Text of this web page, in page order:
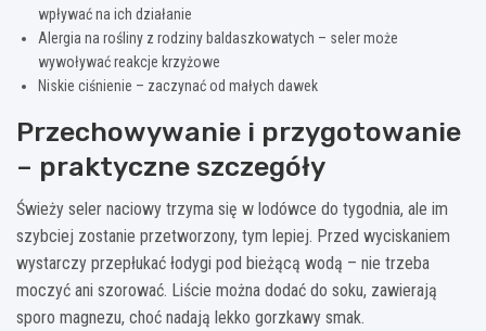
wpływać na ich działanie
Alergia na rośliny z rodziny baldaszkowatych – seler może
wywoływać reakcje krzyżowe
Niskie ciśnienie – zaczynać od małych dawek
Przechowywanie i przygotowanie
– praktyczne szczegóły
Świeży seler naciowy trzyma się w lodówce do tygodnia, ale im
szybciej zostanie przetworzony, tym lepiej. Przed wyciskaniem
wystarczy przepłukać łodygi pod bieżącą wodą – nie trzeba
moczyć ani szorować. Liście można dodać do soku, zawierają
sporo magnezu, choć nadają lekko gorzkawy smak.